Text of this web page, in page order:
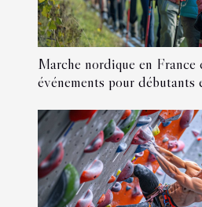
Marche nordique en France
événements pour débutants